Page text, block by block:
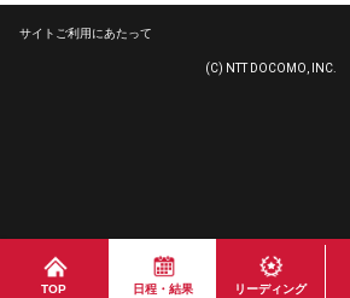
TOP 日程・結果 リーディング
サイトご利用にあたって
(C) NTT DOCOMO, INC.